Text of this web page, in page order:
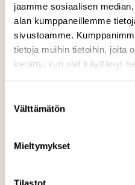
jaamme sosiaalisen
alan kumppaneillemme
sivustoamme.
tietoja muihin tietoihin, joita
kerätty, kun olet käyttänyt
valinta
Välttämätön
Mieltymykset
Artekno-Saarioinen Oy
Välittäjän tunnus: